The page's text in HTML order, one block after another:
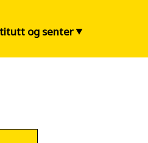
og senter